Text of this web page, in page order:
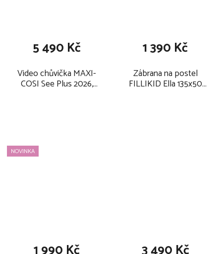
Video chůvička MAXI-
COSI See Plus 2026,
5 490 Kč
Zábrana na postel
FILLIKID Ella 135x50
1 390 Kč
NOVINKA